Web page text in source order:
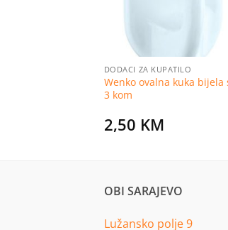
DODACI ZA KUPATILO
Wenko ovalna kuka bijela
3 kom
2,50 KM
OBI SARAJEVO
Lužansko polje 9